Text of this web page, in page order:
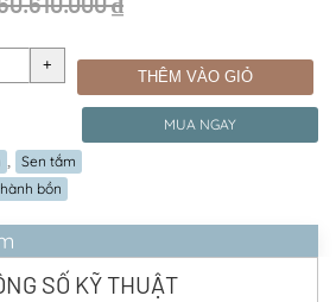
THÊM VÀO GIỎ
MUA NGAY
Sen tắm
bồn
SỐ KỸ THUẬT